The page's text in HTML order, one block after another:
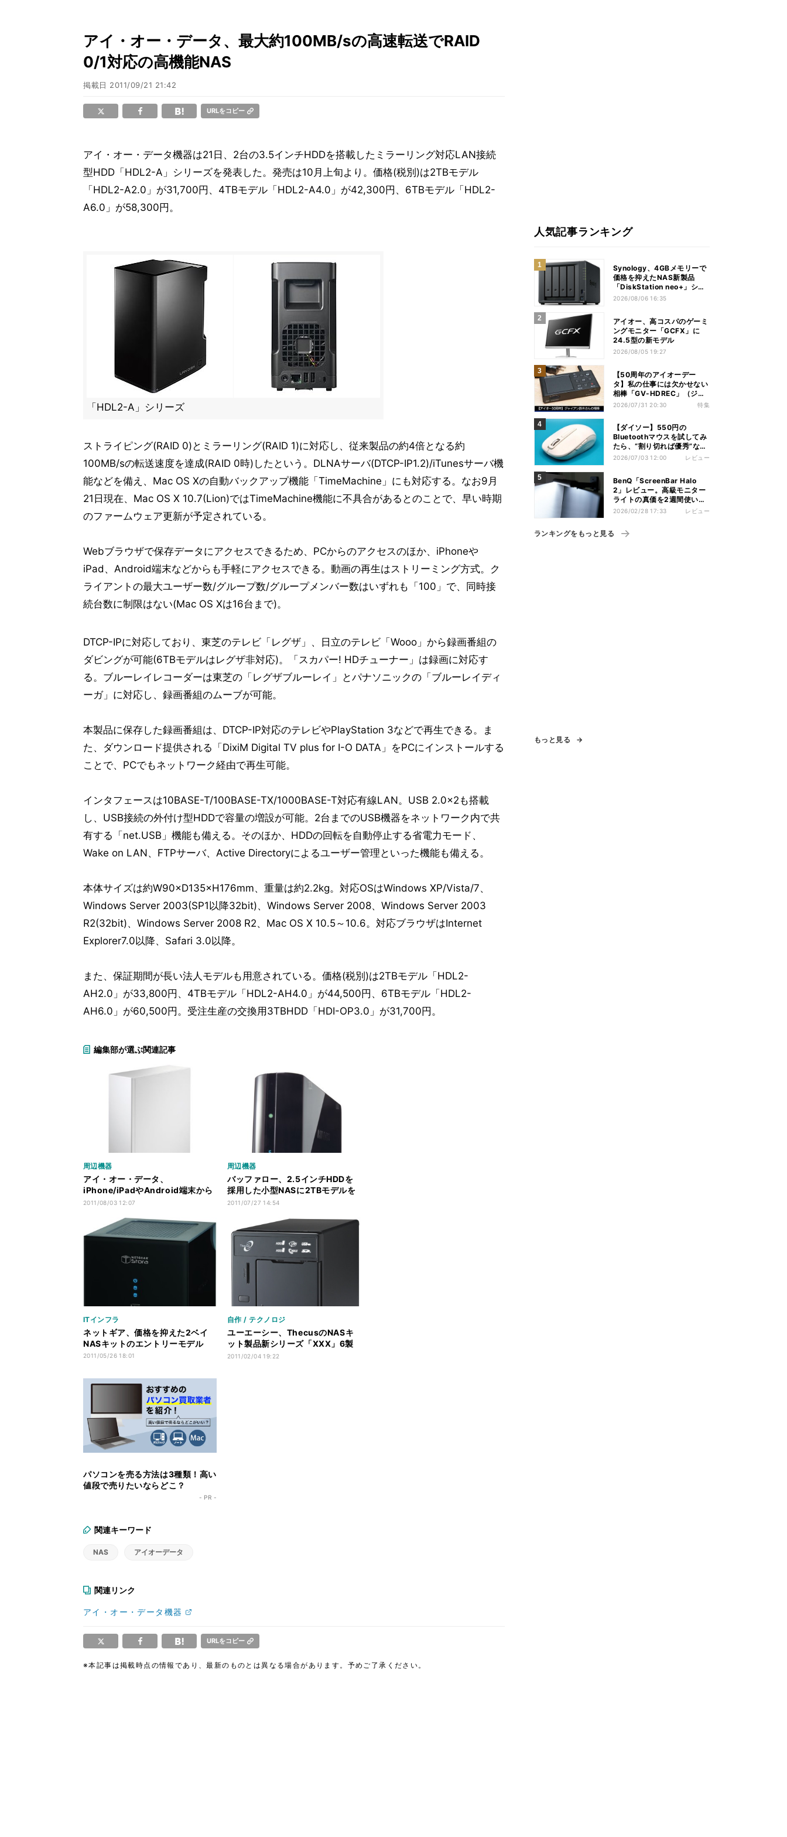
アイ・オー・データ、最大約100MB/sの高速転送でRAID
0/1対応の高機能NAS
掲載日 2011/09/21 21:42
URLをコピー
アイ・オー・データ機器は21日、2台の3.5インチHDDを搭載したミラーリング対応LAN接続
型HDD「HDL2-A」シリーズを発表した。発売は10月上旬より。価格(税別)は2TBモデル
「HDL2-A2.0」が31,700円、4TBモデル「HDL2-A4.0」が42,300円、6TBモデル「HDL2-
A6.0」が58,300円。
「HDL2-A」シリーズ
ストライピング(RAID 0)とミラーリング(RAID 1)に対応し、従来製品の約4倍となる約
100MB/sの転送速度を達成(RAID 0時)したという。DLNAサーバ(DTCP-IP1.2)/iTunesサーバ機
能などを備え、Mac OS Xの自動バックアップ機能「TimeMachine」にも対応する。なお9月
21日現在、Mac OS X 10.7(Lion)ではTimeMachine機能に不具合があるとのことで、早い時期
のファームウェア更新が予定されている。
Webブラウザで保存データにアクセスできるため、PCからのアクセスのほか、iPhoneや
iPad、Android端末などからも手軽にアクセスできる。動画の再生はストリーミング方式。ク
ライアントの最大ユーザー数/グループ数/グループメンバー数はいずれも「100」で、同時接
続台数に制限はない(Mac OS Xは16台まで)。
DTCP-IPに対応しており、東芝のテレビ「レグザ」、日立のテレビ「Wooo」から録画番組の
ダビングが可能(6TBモデルはレグザ非対応)。「スカパー! HDチューナー」は録画に対応す
る。ブルーレイレコーダーは東芝の「レグザブルーレイ」とパナソニックの「ブルーレイディ
ーガ」に対応し、録画番組のムーブが可能。
本製品に保存した録画番組は、DTCP-IP対応のテレビやPlayStation 3などで再生できる。ま
た、ダウンロード提供される「DixiM Digital TV plus for I-O DATA」をPCにインストールする
ことで、PCでもネットワーク経由で再生可能。
インタフェースは10BASE-T/100BASE-TX/1000BASE-T対応有線LAN。USB 2.0×2も搭載
し、USB接続の外付け型HDDで容量の増設が可能。2台までのUSB機器をネットワーク内で共
有する「net.USB」機能も備える。そのほか、HDDの回転を自動停止する省電力モード、
Wake on LAN、FTPサーバ、Active Directoryによるユーザー管理といった機能も備える。
本体サイズは約W90×D135×H176mm、重量は約2.2kg。対応OSはWindows XP/Vista/7、
Windows Server 2003(SP1以降32bit)、Windows Server 2008、Windows Server 2003
R2(32bit)、Windows Server 2008 R2、Mac OS X 10.5～10.6。対応ブラウザはInternet
Explorer7.0以降、Safari 3.0以降。
また、保証期間が長い法人モデルも用意されている。価格(税別)は2TBモデル「HDL2-
AH2.0」が33,800円、4TBモデル「HDL2-AH4.0」が44,500円、6TBモデル「HDL2-
AH6.0」が60,500円。受注生産の交換用3TBHDD「HDI-OP3.0」が31,700円。
編集部が選ぶ関連記事
周辺機器
アイ・オー・データ、
iPhone/iPadやAndroid端末から
も簡単につながるNAS
2011/08/03 12:07
周辺機器
バッファロー、2.5インチHDDを
採用した小型NASに2TBモデルを
追加
2011/07/27 14:54
ITインフラ
ネットギア、価格を抑えた2ベイ
NASキットのエントリーモデル
2011/05/26 18:01
自作 / テクノロジ
ユーエーシー、ThecusのNASキ
ット製品新シリーズ「XXX」6製
品を発売
2011/02/04 19:22
パソコンを売る方法は3種類！高い
値段で売りたいならどこ？
- PR -
関連キーワード
NAS アイオーデータ
関連リンク
アイ・オー・データ機器
URLをコピー
※本記事は掲載時点の情報であり、最新のものとは異なる場合があります。予めご了承ください。
人気記事ランキング
Synology、4GBメモリーで
価格を抑えたNAS新製品
「DiskStation neo+」シリ
ーズ
2026/08/06 16:35
アイオー、高コスパのゲーミ
ングモニター「GCFX」に
24.5型の新モデル
2026/08/05 19:27
【50周年のアイオーデー
タ】私の仕事には欠かせない
相棒「GV-HDREC」（ジャ
イアン鈴木さん）
2026/07/31 20:30 特集
【ダイソー】550円の
Bluetoothマウスを試してみ
たら、“割り切れば優秀”な1
台だった
2026/07/03 12:00 レビュー
BenQ「ScreenBar Halo
2」レビュー。高級モニター
ライトの真価を2週間使い込
んで体感する
2026/02/28 17:33 レビュー
ランキングをもっと見る
もっと見る